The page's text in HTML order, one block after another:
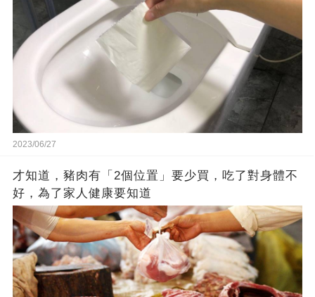
2023/06/27
才知道，豬肉有「2個位置」要少買，吃了對身體不
好，為了家人健康要知道